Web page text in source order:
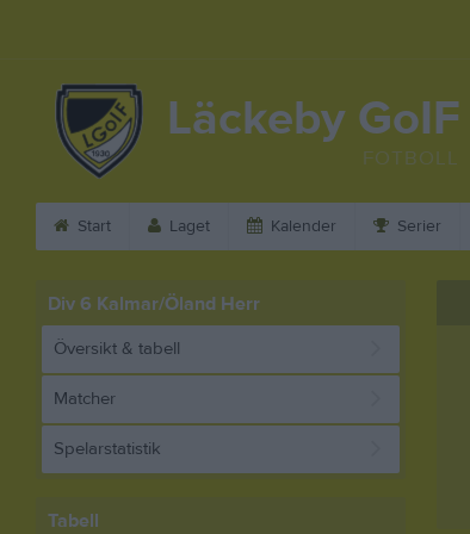
Läckeby GoIF
FOTBOLL
Start Laget Kalender Serier
Div 6 Kalmar/Öland Herr
Översikt & tabell
Matcher
Spelarstatistik
Tabell